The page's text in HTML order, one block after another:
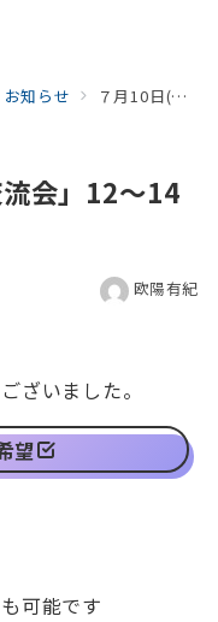
お知らせ ７月10日(木)「異業種交流会」12～14時 バビーズ吉祥寺にて
会」12～14
欧陽有紀
ざいました。
望
可能です